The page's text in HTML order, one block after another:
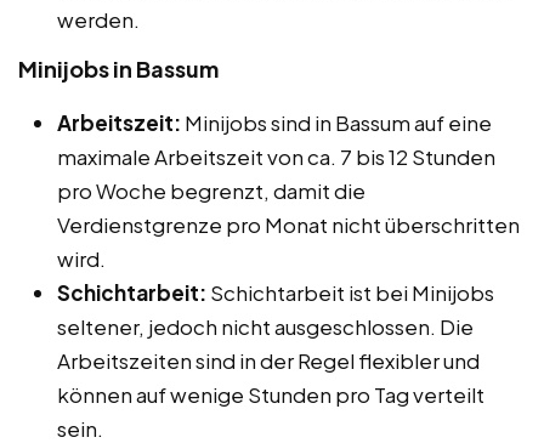
werden.
Minijobs in Bassum
Arbeitszeit: Minijobs sind in Bassum auf eine
maximale Arbeitszeit von ca. 7 bis 12 Stunden
pro Woche begrenzt, damit die
Verdienstgrenze pro Monat nicht überschritten
wird.
Schichtarbeit: Schichtarbeit ist bei Minijobs
seltener, jedoch nicht ausgeschlossen. Die
Arbeitszeiten sind in der Regel flexibler und
können auf wenige Stunden pro Tag verteilt
sein.